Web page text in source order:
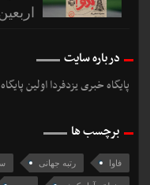
اربعین
درباره سایت
پایگاه خبری یزدفردا اولین
برچسب ها
فاوا رتبه جهانی